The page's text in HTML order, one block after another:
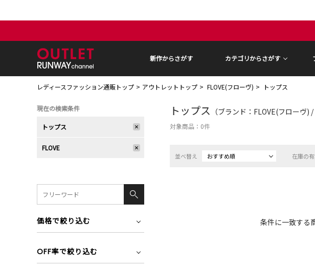
新作からさがす カテゴリからさがす
レディースファッション通販トップ アウトレットトップ FLOVE(フローヴ) トップス
トップス （ブランド：FLOVE(フローヴ)
対象商品： 0件
並べ替え おすすめ順 在庫の
条件に一致する
現在の検索条件
トップス
FLOVE
価格で絞り込む
OFF率で絞り込む